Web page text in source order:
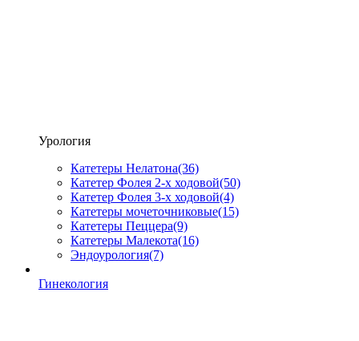
Урология
Катетеры Нелатона(36)
Катетер Фолея 2-х ходовой(50)
Катетер Фолея 3-х ходовой(4)
Катетеры мочеточниковые(15)
Катетеры Пеццера(9)
Катетеры Малекота(16)
Эндоурология(7)
Гинекология